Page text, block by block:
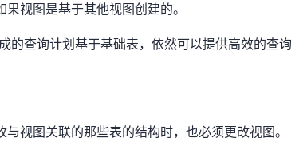
视图是基于其他视图创建的。
的查询计划基于基础表，依然可以提供高效的查询
视图关联的那些表的结构时，也必须更改视图。